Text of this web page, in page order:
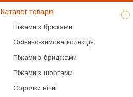
Каталог товарів
Піжами з брюками
Осінньо-зимова колекція
Піжами з бриджами
Піжами з шортами
Сорочки нічні